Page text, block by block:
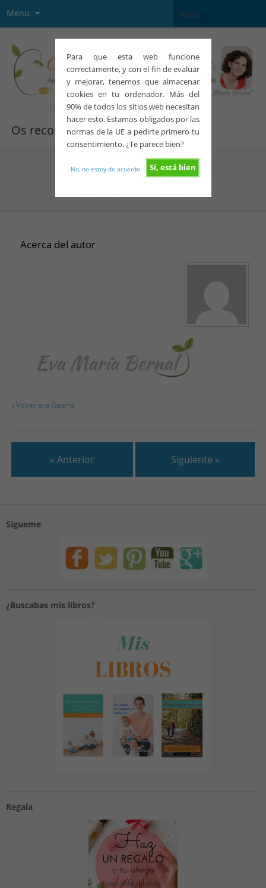
Para que esta web funcione
correctamente, y con el fin de evaluar
y mejorar, tenemos que almacenar
cookies en tu ordenador. Más del
90% de todos los sitios web necesitan
hacer esto. Estamos obligados por las
normas de la UE a pedirte primero tu
consentimiento. ¿Te parece bien?
Sí, está bien
No, no estoy de acuerdo
Menu
Os recomiendo
Acerca del autor
«Volver a la Galería
« Anterior Siguiente »
Sígueme
¿Buscabas mis libros?
Regala